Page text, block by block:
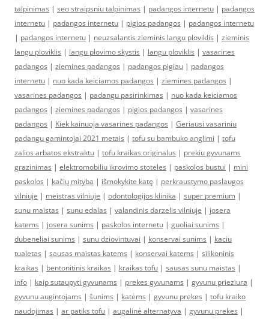
talpinimas | seo straipsniu talpinimas | padangos internetu | padangos
internetu | padangos internetu | pigios padangos | padangos internetu
| padangos internetu | neuzsalantis zieminis langu ploviklis | zieminis
langu ploviklis | langu plovimo skystis | langu ploviklis | vasarines
padangos | ziemines padangos | padangos pigiau | padangos
internetu | nuo kada keiciamos padangos | ziemines padangos |
vasarines padangos | padangu pasirinkimas | nuo kada keiciamos
padangos | ziemines padangos | pigios padangos | vasarines
padangos | Kiek kainuoja vasarines padangos | Geriausi vasariniu
padangu gamintojai 2021 metais | tofu su bambuko anglimi | tofu
zalios arbatos ekstraktu | tofu kraikas originalus | prekiu gyvunams
grazinimas | elektromobiliu ikrovimo stoteles | paskolos bustui | mini
paskolos | kačių mityba | išmokykite katę | perkraustymo paslaugos
vilniuje | meistras vilniuje | odontologijos klinika | super premium |
sunu maistas | sunu edalas | valandinis darzelis vilniuje | josera
katems | josera sunims | paskolos internetu | guoliai sunims |
dubeneliai sunims | sunu dziovintuvai | konservai sunims | kaciu
tualetas | sausas maistas katems | konservai katems | silikoninis
kraikas | bentonitinis kraikas | kraikas tofu | sausas sunu maistas |
info | kaip sutaupyti gyvunams | prekes gyvunams | gyvunu prieziura |
gyvunu augintojams | šunims | katėms | gyvunu prekes | tofu kraiko
naudojimas | ar patiks tofu | augalinė alternatyva | gyvunu prekes |